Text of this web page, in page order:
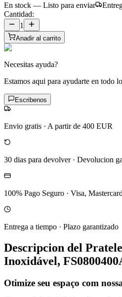
En stock — Listo para enviar
Cantidad:
1
Anadir al carrito
Necesitas ayuda?
Estamos aqui para ayudarte en todo
Escribenos
Envio gratis · A partir de 400 EUR
30 dias para devolver· Devolucion
100% Pago Seguro · Visa,
Entrega a tiempo · Plazo garantizado
Descripcion del
Inoxidável,
Otimize seu espaço com